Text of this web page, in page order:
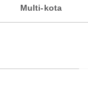
Multi-kota